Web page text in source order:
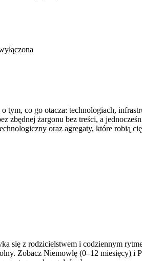
co go otacza: technologiach,
zbędnej żargonu bez treści, a
oraz agregaty, które robią
się z rodzicielstwem i codziennym
Zobacz Niemowlę (0–12 miesięcy)